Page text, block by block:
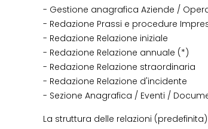
- Gestione anagrafica Aziende /
- Redazione Prassi e procedure
- Redazione Relazione iniziale
- Redazione Relazione annuale (*)
- Redazione Relazione straordinaria
- Redazione Relazione d'incidente
- Sezione Anagrafica / Eventi /
La struttura delle relazioni